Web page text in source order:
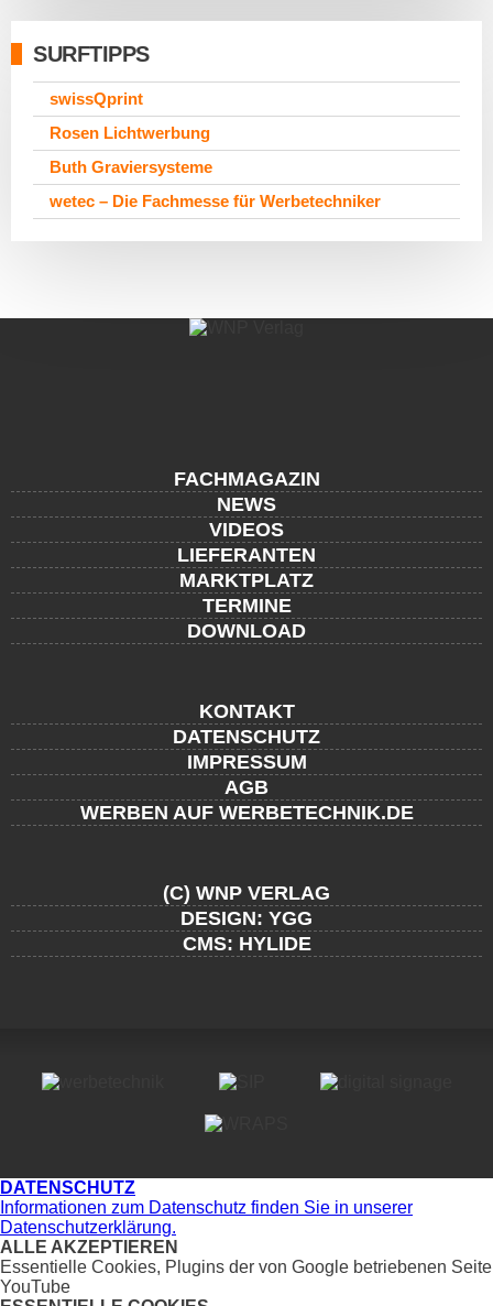
SURFTIPPS
swissQprint
Rosen Lichtwerbung
Buth Graviersysteme
wetec – Die Fachmesse für Werbetechniker
FACHMAGAZIN
NEWS
VIDEOS
LIEFERANTEN
MARKTPLATZ
TERMINE
DOWNLOAD
KONTAKT
DATENSCHUTZ
IMPRESSUM
AGB
WERBEN AUF WERBETECHNIK.DE
(C) WNP VERLAG
DESIGN: YGG
CMS: HYLIDE
DATENSCHUTZ
Informationen zum Datenschutz finden Sie in unserer
Datenschutzerklärung.
ALLE AKZEPTIEREN
Essentielle Cookies, Plugins der von Google betriebenen Seite
YouTube